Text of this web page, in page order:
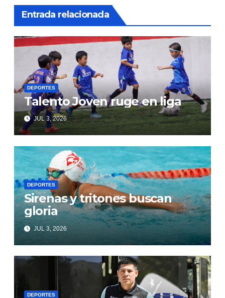
Entrada relacionada
DEPORTES
Talento Joven ruge en liga
JUL 3, 2026
DEPORTES
Sirenas y tritones buscan
gloria
JUL 3, 2026
DEPORTES